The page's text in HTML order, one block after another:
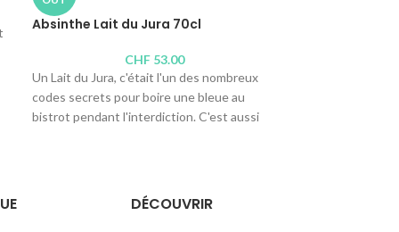
Absinthe Lait du Jura 70cl
CHF53.00
Un Lait du Jura, c'était l'un des nombreux
codes secrets pour boire une bleue au
bistrot pendant l'interdiction. C'est aussi
DuVallon, Jean-Jacques Charrère
DÉCOUVRIR